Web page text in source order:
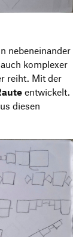
nebeneinander
komplexer
reiht. Mit der
entwickelt.
diesen